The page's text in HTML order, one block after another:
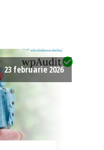
23 februarie 2026